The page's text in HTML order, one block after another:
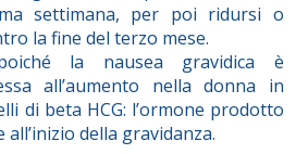
settimana, per poi ridursi o
la fine del terzo mese.
la nausea gravidica è
all’aumento nella donna in
di beta HCG: l’ormone prodotto
della gravidanza.